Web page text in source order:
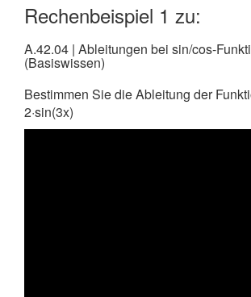
Rechenbeispiel 1 zu:
A.42.04 | Ableitungen bei sin/cos-
(Basiswissen)
Bestimmen Sie die Ableitung der
2·sin(3x)